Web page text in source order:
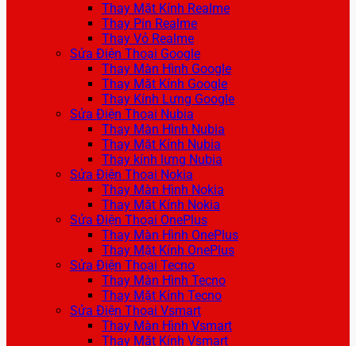
Thay Mặt Kính Realme
Thay Pin Realme
Thay Vỏ Realme
Sửa Điện Thoại Google
Thay Màn Hình Google
Thay Mặt Kính Google
Thay Kính Lưng Google
Sửa Điện Thoại Nubia
Thay Màn Hình Nubia
Thay Mặt Kính Nubia
Thay kính lưng Nubia
Sửa Điện Thoại Nokia
Thay Màn Hình Nokia
Thay Mặt Kính Nokia
Sửa Điện Thoại OnePlus
Thay Màn Hình OnePlus
Thay Mặt Kính OnePlus
Sửa Điện Thoại Tecno
Thay Màn Hình Tecno
Thay Mặt Kính Tecno
Sửa Điện Thoại Vsmart
Thay Màn Hình Vsmart
Thay Mặt Kính Vsmart